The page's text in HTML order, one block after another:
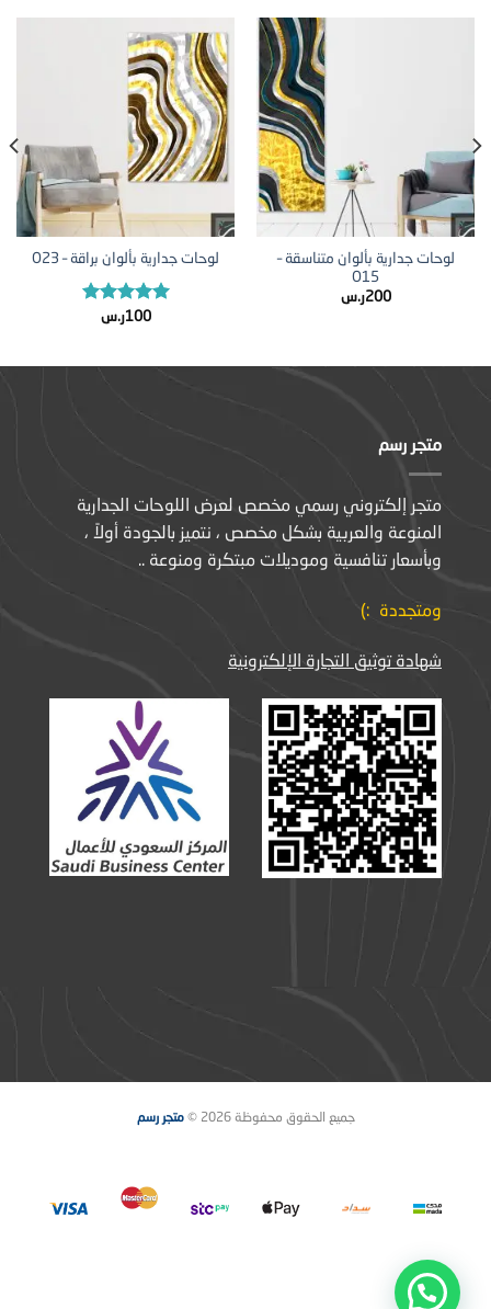
لوحات جدارية بألوان متناسقة –
O15
200ر.س
لوحات جدارية بألوان براقة – O23
تم التقييم
100ر.س
متجر رسم
متجر إلكتروني رسمي مخصص لعرض اللوحات الجدارية
المنوعة والعربية بشكل مخصص ، نتميز بالجودة أولاً ،
وبأسعار تنافسية وموديلات مبتكرة ومنوعة ..
ومتجددة :)
شهادة توثيق التجارة الإلكترونية
جميع الحقوق محفوظة 2026 © متجر رسم